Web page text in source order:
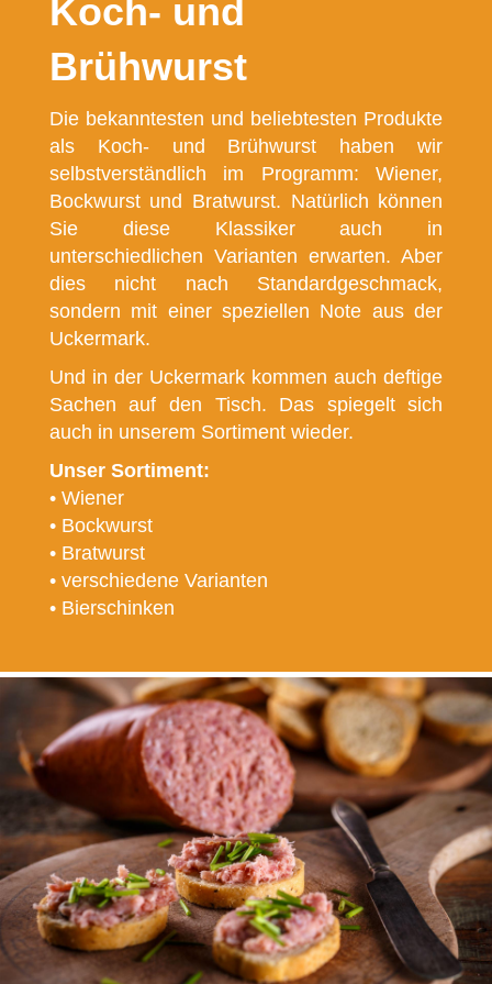
Koch- und
Brühwurst
Die bekanntesten und beliebtesten Produkte
als Koch- und Brühwurst haben wir
selbstverständlich im Programm: Wiener,
Bockwurst und Bratwurst. Natürlich können
Sie diese Klassiker auch in
unterschiedlichen Varianten erwarten. Aber
dies nicht nach Standardgeschmack,
sondern mit einer speziellen Note aus der
Uckermark.
Und in der Uckermark kommen auch deftige
Sachen auf den Tisch. Das spiegelt sich
auch in unserem Sortiment wieder.
Unser Sortiment:
• Wiener
• Bockwurst
• Bratwurst
• verschiedene Varianten
• Bierschinken